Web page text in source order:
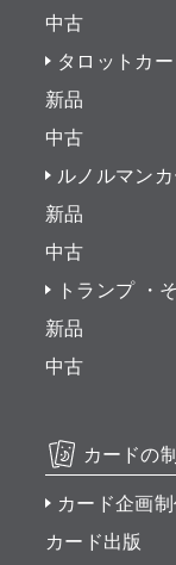
中古
タロットカー
新品
中古
ルノルマンカ
新品
中古
トランプ ・
新品
中古
カードの
カード企画
カード出版